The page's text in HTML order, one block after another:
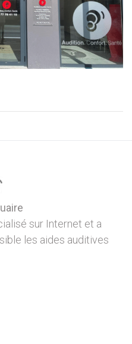
sur Internet et a
les aides auditives